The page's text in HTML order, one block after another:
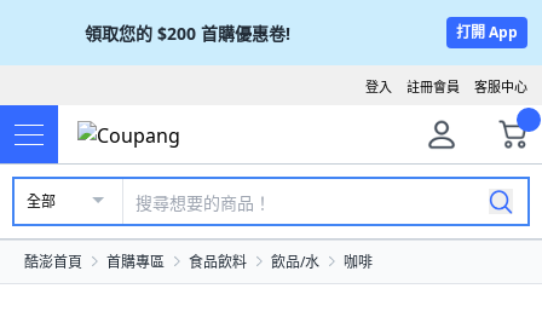
領取您的 $200 首購優惠卷! 打開 App
客服中心
註冊會員
登入
全部
酷澎首頁 首購專區 食品飲料 飲品/水 咖啡